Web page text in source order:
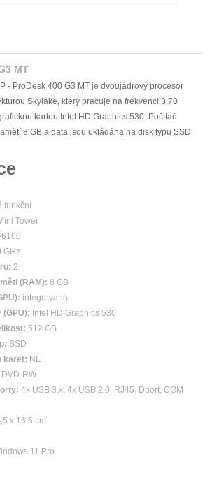
MT
- ProDesk 400 G3 MT je dvoujádrový procesor
Skylake, který pracuje na frekvenci 3,70
kartou Intel HD Graphics 530. Počítač
8 GB a data jsou ukládána na disk typu SSD
funkční
Tower
6100
GHz
2
(RAM): 8 GB
integrovaná
(GPU): Intel HD Graphics 530
512 GB
SSD
karet: NE
DVD-RW
4x USB 3.x, 4x USB 2.0, RJ45, Dport, COM
x 16,5 cm
11 Pro